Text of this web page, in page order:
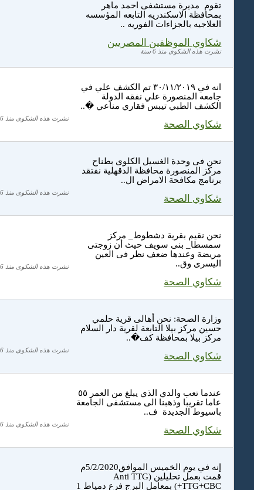
تقوم مديرة مستشفى احمد ماهر
بمحافظة الاسكندريه التابعه المؤسسه
العلاجيه بالجزاءات الفوريه ..
شكاوي الموظفين المصريين
نشرت هذه الشكوى منذ 6 سنة
انه في ٣٠/١١/٢٠١٩ تم الكشف علي في
جامعه المنصورة علي نفقه الدولة
الكشف الطبي تيبس فقاري مناعي �..
شكاوي الصحة
نشرت هذه الشكوى منذ 6 سنة
نحن فى وحدة الغسيل الكلوى بطناح
مركز المنصورة محافظة الدقهلية نفتقد
برنامج مكافحة الامراض ال..
شكاوي الصحة
نشرت هذه الشكوى منذ 6 سنة
نحن نقيم بقرية دشطوط_ مركز
سمسطا_ بنى سويف حيث أن زوجتى
مريضة وعندها ضعف نظر فى العين
اليسرى وق..
شكاوي الصحة
نشرت هذه الشكوى منذ 6 سنة
وزارة الصحة: نحن أهالى قرية حلمي
حسين مركز بيلا التابعة لقرية دار السلام
مركز بيلا بمحافظة كف�..
شكاوي الصحة
نشرت هذه الشكوى منذ 6 سنة
عندما تعب والدي الذي يبلغ من العمر ٥٥
عاما تقريبا وذهبنا الى مستشفى الجامعة
باسيوط الجديدة ف..
شكاوي الصحة
نشرت هذه الشكوى منذ 6 سنة
إنه في يوم الخميس الموافق5/2/2020م
قمت بعمل تحليلين (Anti TTG
+TTG+CBC) بمعامل البرج فرع دمياط 1